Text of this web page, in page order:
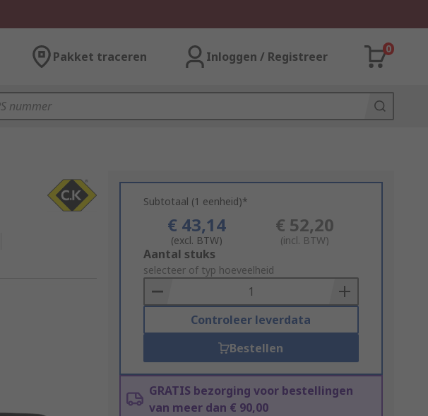
Pakket traceren Inloggen / Registreer
0
Subtotaal (1 eenheid)*
€ 43,14
(excl. BTW)
€ 52,20
(incl. BTW)
Add
to
Basket
Aantal stuks
selecteer of typ hoeveelheid
Controleer leverdata
Bestellen
GRATIS bezorging voor bestellingen
van meer dan € 90,00